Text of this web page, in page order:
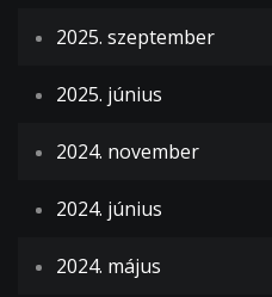
2025. szeptember
2025. június
2024. november
2024. június
2024. május